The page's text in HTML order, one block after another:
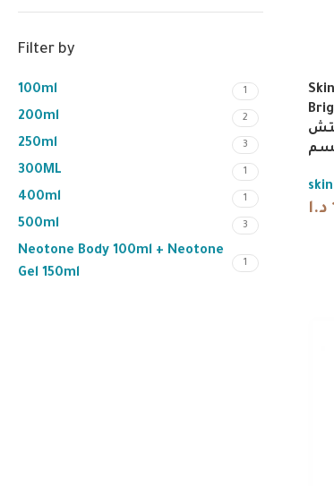
Filter by
100ml 1
200ml 2
250ml 3
300ML 1
400ml 1
500ml 3
Neotone Body 100ml + Neotone
Gel 150ml
1
د.ا